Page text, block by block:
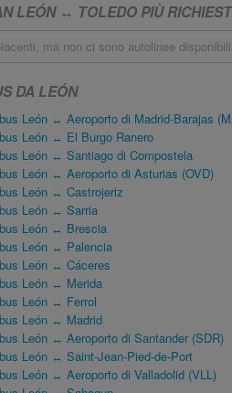
LEÓN ↔ TOLEDO PIÙ
ma non ci sono autolinee
DA LEÓN
León ↔ Aeroporto di Madrid-Barajas
León ↔ El Burgo Ranero
León ↔ Santiago di Compostela
León ↔ Aeroporto di Asturias (OVD)
León ↔ Castrojeriz
León ↔ Sarria
León ↔ Brescia
León ↔ Palencia
León ↔ Cáceres
León ↔ Merida
León ↔ Ferrol
León ↔ Madrid
León ↔ Aeroporto di Santander (SDR)
León ↔ Saint-Jean-Pied-de-Port
León ↔ Aeroporto di Valladolid (VLL)